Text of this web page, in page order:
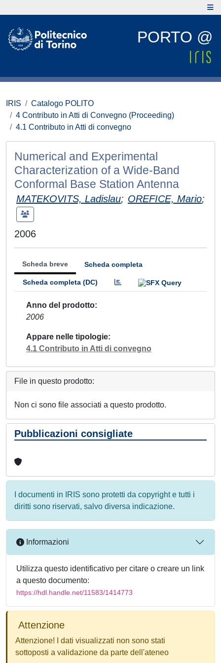
PORTO @
IRIS
Catalogo POLITO
4 Contributo in Atti di Convegno (Proceeding)
4.1 Contributo in Atti di convegno
Numerical and Experimental
Characterization of a Wide-Band
Conformal Base Station Antenna
MATEKOVITS, Ladislau; OREFICE, Mario;
2006
Scheda breve Scheda completa
Scheda completa (DC)
Anno del prodotto
2006
Appare nelle tipologie
4.1 Contributo in Atti di convegno
File in questo prodotto:
Non ci sono file associati a questo prodotto.
Pubblicazioni consigliate
I documenti in IRIS sono protetti da copyright e tutti i
diritti sono riservati, salvo diversa indicazione.
Informazioni
Utilizza questo identificativo per citare o creare un link
a questo documento:
https://hdl.handle.net/11583/1414773
Attenzione
Attenzione! I dati visualizzati non sono stati
sottoposti a validazione da parte dell'ateneo